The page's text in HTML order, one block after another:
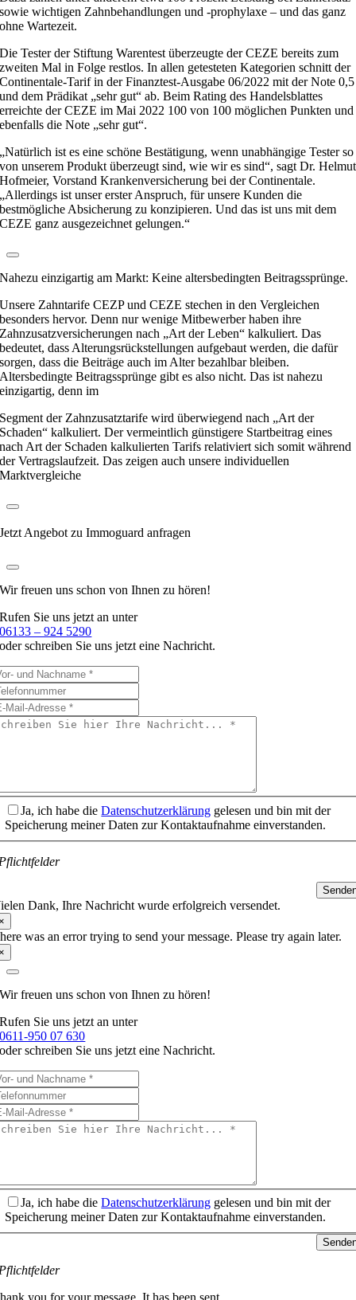
sowie wichtigen Zahnbehandlungen und -prophylaxe – und das ganz
ohne Wartezeit.
Die Tester der Stiftung Warentest überzeugte der CEZE bereits zum
zweiten Mal in Folge restlos. In allen getesteten Kategorien schnitt der
Continentale-Tarif in der Finanztest-Ausgabe 06/2022 mit der Note 0,5
und dem Prädikat „sehr gut“ ab. Beim Rating des Handelsblattes
erreichte der CEZE im Mai 2022 100 von 100 möglichen Punkten und
ebenfalls die Note „sehr gut“.
„Natürlich ist es eine schöne Bestätigung, wenn unabhängige Tester so
von unserem Produkt überzeugt sind, wie wir es sind“, sagt Dr. Helmut
Hofmeier, Vorstand Krankenversicherung bei der Continentale.
„Allerdings ist unser erster Anspruch, für unsere Kunden die
bestmögliche Absicherung zu konzipieren. Und das ist uns mit dem
CEZE ganz ausgezeichnet gelungen.“
Nahezu einzigartig am Markt: Keine altersbedingten Beitragssprünge.
Unsere Zahntarife CEZP und CEZE stechen in den Vergleichen
besonders hervor. Denn nur wenige Mitbewerber haben ihre
Zahnzusatzversicherungen nach „Art der Leben“ kalkuliert. Das
bedeutet, dass Alterungsrückstellungen aufgebaut werden, die dafür
sorgen, dass die Beiträge auch im Alter bezahlbar bleiben.
Altersbedingte Beitragssprünge gibt es also nicht. Das ist nahezu
einzigartig, denn im
Segment der Zahnzusatztarife wird überwiegend nach „Art der
Schaden“ kalkuliert. Der vermeintlich günstigere Startbeitrag eines
nach Art der Schaden kalkulierten Tarifs relativiert sich somit während
der Vertragslaufzeit. Das zeigen auch unsere individuellen
Marktvergleiche
Jetzt Angebot zu Immoguard anfragen
Wir freuen uns schonvon Ihnen zu hören!
Rufen Sie uns jetzt an unter
06133 – 924 5290
oder schreiben Sie uns jetzt eine Nachricht.
Ja, ich habe dieDatenschutzerklärung gelesen und bin mit der
Speicherung meiner Daten zur Kontaktaufnahme einverstanden.
Dank, Ihre Nachricht wurde erfolgreich versendet.
was an error trying to send your message. Please try again later.
Wir freuen uns schonvon Ihnen zu hören!
Rufen Sie uns jetzt an unter
0611-950 07 630
oder schreiben Sie uns jetzt eine Nachricht.
Ja, ich habe dieDatenschutzerklärung gelesen und bin mit der
Speicherung meiner Daten zur Kontaktaufnahme einverstanden.